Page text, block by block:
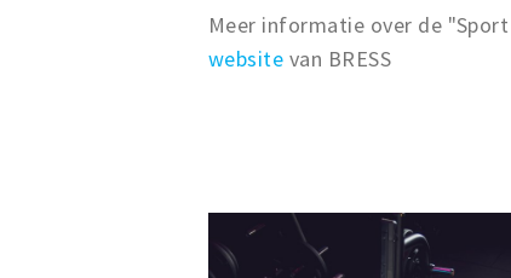
Meer informatie over de
website van BRESS